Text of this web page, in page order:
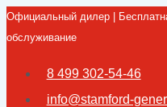
Перейти
к
содержимому
Официальный дилер |
обслуживание
8 499 302-54-46
info@stamford-